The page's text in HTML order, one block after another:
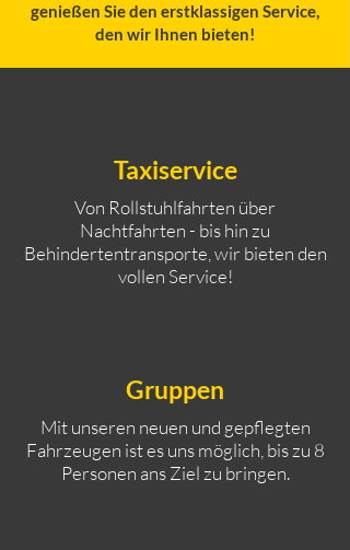
genießen Sie den erstklassigen Service,
den wir Ihnen bieten!
Taxiservice
Von Rollstuhlfahrten über
Nachtfahrten - bis hin zu
Behindertentransporte, wir bieten den
vollen Service!
Gruppen
Mit unseren neuen und gepflegten
Fahrzeugen ist es uns möglich, bis zu 8
Personen ans Ziel zu bringen.